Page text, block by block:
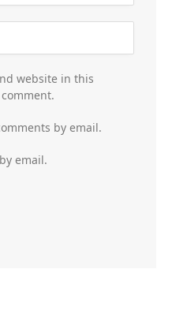
website in this
by email.
email.